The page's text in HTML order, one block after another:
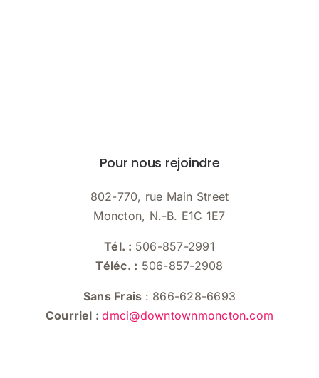
Pour nous rejoindre
802-770, rue Main Street
Moncton, N.-B. E1C 1E7
Tél. : 506-857-2991
Téléc. : 506-857-2908
Sans Frais : 866-628-6693
Courriel :dmci@downtownmoncton.com